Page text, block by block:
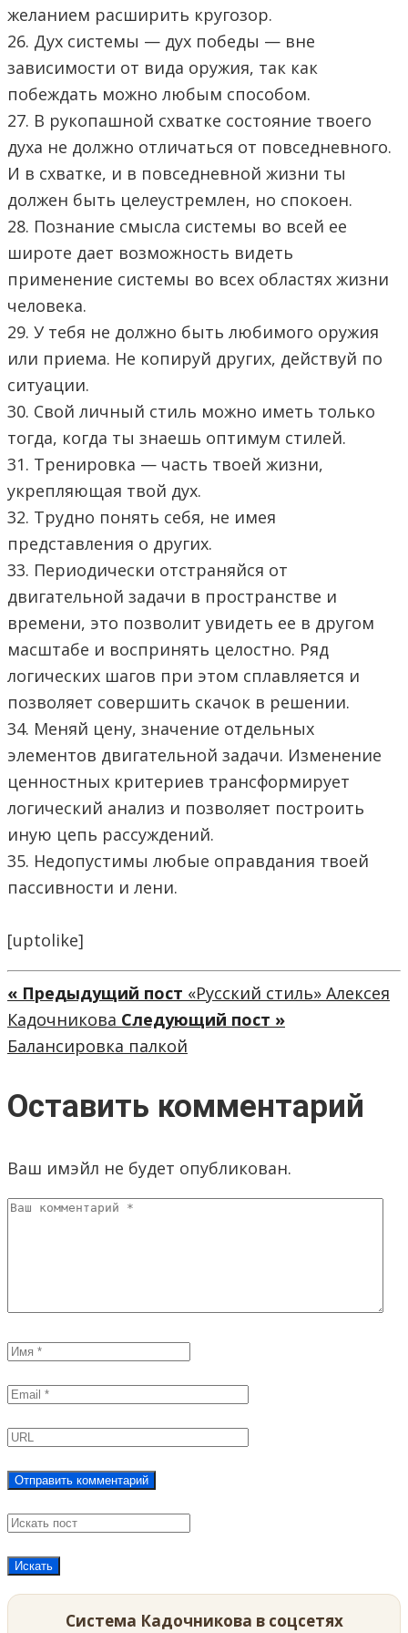
желанием расширить кругозор.
26. Дух системы — дух победы — вне
зависимости от вида оружия, так как
побеждать можно любым способом.
27. В рукопашной схватке состояние твоего
духа не должно отличаться от повседневного.
И в схватке, и в повседневной жизни ты
должен быть целеустремлен, но спокоен.
28. Познание смысла системы во всей ее
широте дает возможность видеть
применение системы во всех областях жизни
человека.
29. У тебя не должно быть любимого оружия
или приема. Не копируй других, действуй по
ситуации.
30. Свой личный стиль можно иметь только
тогда, когда ты знаешь оптимум стилей.
31. Тренировка — часть твоей жизни,
укрепляющая твой дух.
32. Трудно понять себя, не имея
представления о других.
33. Периодически отстраняйся от
двигательной задачи в пространстве и
времени, это позволит увидеть ее в другом
масштабе и воспринять целостно. Ряд
логических шагов при этом сплавляется и
позволяет совершить скачок в решении.
34. Меняй цену, значение отдельных
элементов двигательной задачи. Изменение
ценностных критериев трансформирует
логический анализ и позволяет построить
иную цепь рассуждений.
35. Недопустимы любые оправдания твоей
пассивности и лени.
[uptolike]
« Предыдущий пост «Русский стиль» Алексея
Кадочникова Следующий пост »
Балансировка палкой
Оставить комментарий
Ваш имэйл не будет опубликован.
Система Кадочникова в соцсетях